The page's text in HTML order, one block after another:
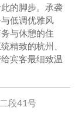
的脚步。承袭
低调优雅风
与休憩的住
精致的杭州、
宾客最细致温
段41号